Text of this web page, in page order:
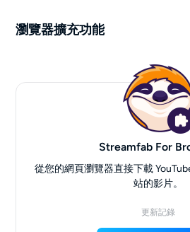
瀏覽器擴充功能
Streamfab For
從您的網頁瀏覽器直接下載
站的影片。
更新記錄